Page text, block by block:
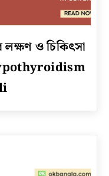
ও চিকিৎসা